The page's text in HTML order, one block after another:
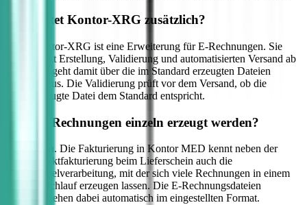
Was leistet Kontor-XRG zusätzlich?
Kontor-XRG ist eine Erweiterung für E-Rechnungen. Sie
deckt Erstellung, Validierung und automatisierten Versand ab
und geht damit über die im Standard erzeugten Dateien
hinaus. Die Validierung prüft vor dem Versand, ob die
erzeugte Datei dem Standard entspricht.
Müssen Rechnungen einzeln erzeugt werden?
Nein. Die Fakturierung in Kontor MED kennt neben der
Direktfakturierung beim Lieferschein auch die
Stapelverarbeitung, mit der sich viele Rechnungen in einem
Durchlauf erzeugen lassen. Die E-Rechnungsdateien
entstehen dabei automatisch im eingestellten Format.